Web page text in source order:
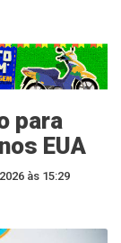
para
EUA
às 15:29